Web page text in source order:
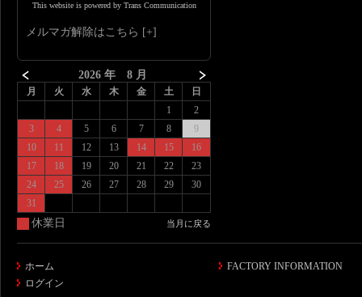
This website is powered by Trans Communication
メルマガ解除はこちら
2026 年 8 月
月 火 水 木 金 土
日
1
2
3
4 5 6 7 8
9
10
11 12 13 14 15
16
17
18 19 20 21 22
23
24
25 26 27 28 29
30
31
休業日 当月に戻る
ホーム
ログイン
FACTORY INFORMATION